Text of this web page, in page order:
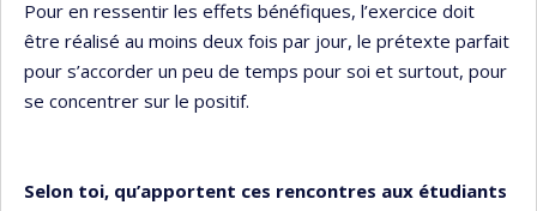
Pour en ressentir les effets bénéfiques, l’exercice doit
être réalisé au moins deux fois par jour, le prétexte parfait
pour s’accorder un peu de temps pour soi et surtout, pour
se concentrer sur le positif.
Selon toi, qu’apportent ces rencontres aux étudiants